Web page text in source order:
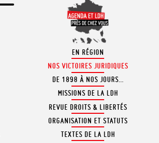
EN RÉGION
NOS VICTOIRES JURIDIQUES
DE 1898 À NOS JOURS…
MISSIONS DE LA LDH
REVUE DROITS & LIBERTÉS
ORGANISATION ET STATUTS
TEXTES DE LA LDH